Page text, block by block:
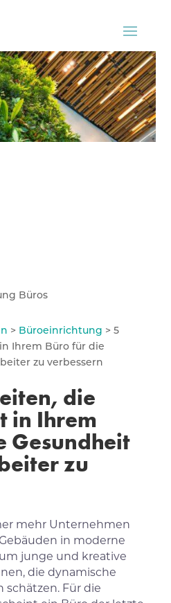
Büros
> Büroeinrichtung > 5
Ihrem Büro für die
zu verbessern
die
in Ihrem
Gesundheit
zu
mehr Unternehmen
in moderne
junge und kreative
die dynamische
Für die